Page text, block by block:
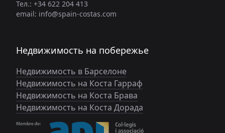
Тел.: +34 622 204 413
email: info@spain-costas.com
Недвижимость на побережье
Недвижимость в Барселоне
Недвижимость на Коста Гарраф
Недвижимость на Коста Брава
Недвижимость на Коста Дорада